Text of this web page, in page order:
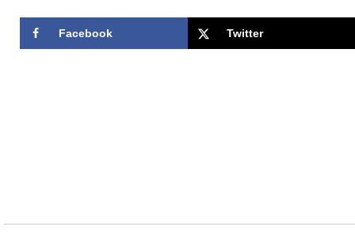
Facebook Twitter